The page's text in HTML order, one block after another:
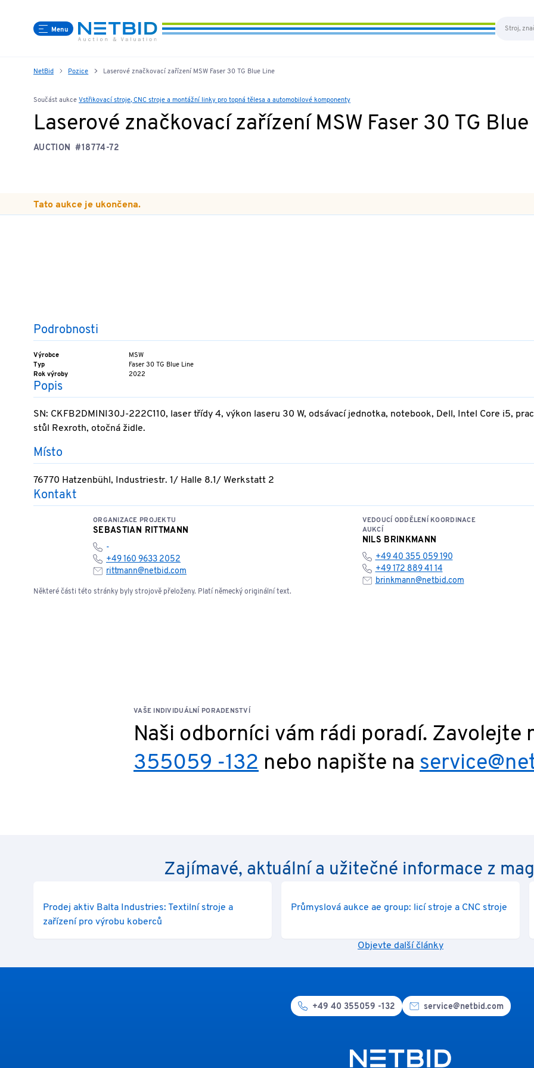
Menu
NetBid Pozice Laserové značkovací zařízení MSW Faser 30 TG Blue Line
Součást aukce Vstřikovací stroje, CNC stroje a montážní linky pro topná tělesa a automobilové komponenty
Laserové značkovací zařízení MSW Faser 30 TG
AUCTION #18774-72
Tato aukce je ukončena.
Podrobnosti
Výrobce
MSW
Typ
Faser 30 TG Blue Line
Rok výroby
2022
Popis
SN: CKFB2DMINI30J-222C110, laser třídy 4, výkon laseru 30 W, odsávací jednotka, notebook, Dell, Intel Core i5,
stůl Rexroth, otočná židle.
Místo
76770 Hatzenbühl, Industriestr. 1/ Halle 8.1/ Werkstatt 2
Kontakt
ORGANIZACE PROJEKTU
SEBASTIAN RITTMANN
-
+49 160 9633 2052
rittmann@netbid.com
VEDOUCÍ ODDĚLENÍ KOORDINACE
AUKCÍ
NILS BRINKMANN
+49 40 355 059 190
+49 172 889 41 14
brinkmann@netbid.com
Některé části této stránky byly strojově přeloženy. Platí německý originální text.
VAŠE INDIVIDUÁLNÍ PORADENSTVÍ
Naši odborníci vám rádi poradí. Zavolejte
355059 -132 nebo napište na
Zajímavé, aktuální a užitečné informace z
Prodej aktiv Balta Industries: Textilní stroje a
zařízení pro výrobu koberců
Průmyslová aukce ae group: licí stroje a CNC stroje
Objevte další články
+49 40 355059 -132 service@netbid.com